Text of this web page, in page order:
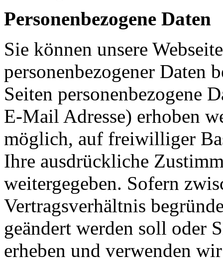
Personenbezogene Daten
Sie können unsere
personenbezogener Daten
Seiten personenbezogene
E-Mail Adresse) erhoben
möglich, auf freiwilliger
Ihre ausdrückliche
weitergegeben. Sofern
Vertragsverhältnis
geändert werden soll oder
erheben und verwenden